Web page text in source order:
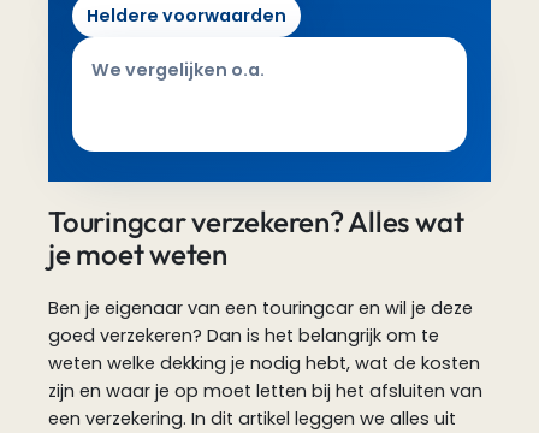
Heldere voorwaarden
We vergelijken o.a.
Touringcar verzekeren? Alles wat
je moet weten
Ben je eigenaar van een touringcar en wil je deze
goed verzekeren? Dan is het belangrijk om te
weten welke dekking je nodig hebt, wat de kosten
zijn en waar je op moet letten bij het afsluiten van
een verzekering. In dit artikel leggen we alles uit